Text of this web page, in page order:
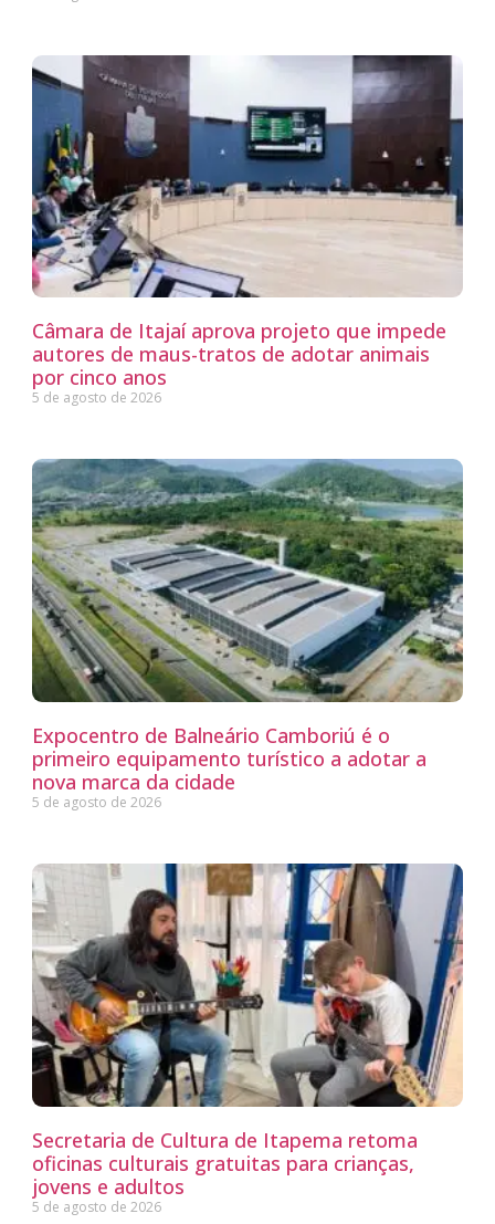
Câmara de Itajaí aprova projeto que impede
autores de maus-tratos de adotar animais
por cinco anos
5 de agosto de 2026
Expocentro de Balneário Camboriú é o
primeiro equipamento turístico a adotar a
nova marca da cidade
5 de agosto de 2026
Secretaria de Cultura de Itapema retoma
oficinas culturais gratuitas para crianças,
jovens e adultos
5 de agosto de 2026